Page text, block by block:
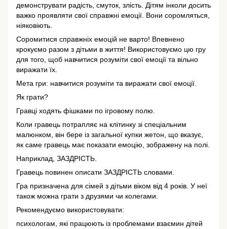
демонструвати радість, смуток, злість. Дітям інколи досить
важко проявляти свої справжні емоції. Вони соромляться,
ніяковіють.
Соромитися справжніх емоцій не варто! Впевнено
крокуємо разом з дітьми в життя! Використовуємо цю гру
для того, щоб навчитися розуміти свої емоції та вільно
виражати їх.
Мета гри: навчитися розуміти та виражати свої емоції.
Як грати?
Гравці ходять фішками по ігровому полю.
Коли гравець потрапляє на клітинку зі спеціальним
малюнком, він бере із загальної купки жетон, що вказує,
як саме гравець має показати емоцію, зображену на полі.
Наприклад, ЗАЗДРІСТЬ.
Гравець повинен описати ЗАЗДРІСТЬ словами.
Гра призначена для сімей з дітьми віком від 4 років. У неї
також можна грати з друзями чи колегами.
Рекомендуємо використовувати:
психологам, які працюють із проблемами взаємин дітей